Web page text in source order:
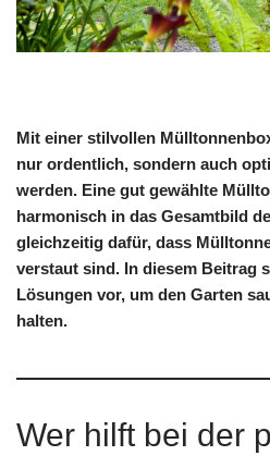
Mit einer stilvollen
nur ordentlich, sondern auch
werden. Eine gut gewählte
harmonisch in das Gesamtbild
gleichzeitig dafür, dass
verstaut sind. In diesem Beitrag
Lösungen vor, um den Garten
halten.
Wer hilft bei der